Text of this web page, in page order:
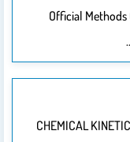
Official Methods
CHEMICAL